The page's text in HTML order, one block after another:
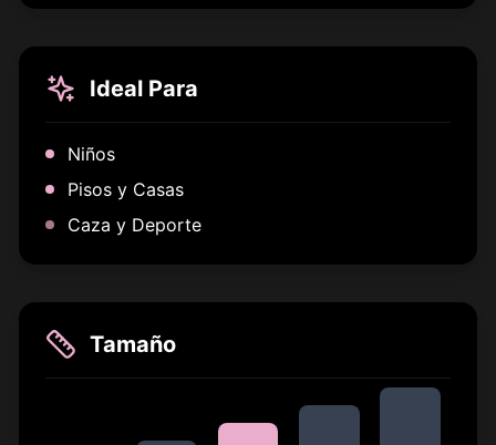
Ideal Para
Niños
Pisos y Casas
Caza y Deporte
Tamaño